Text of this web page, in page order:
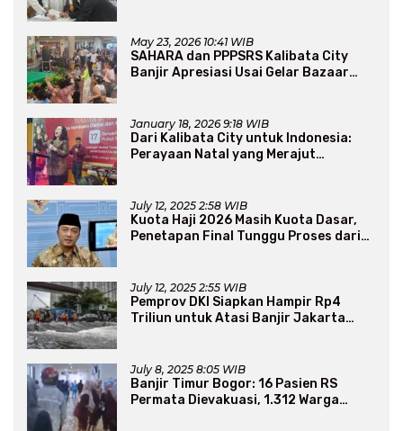
May 23, 2026 10:41 WIB
SAHARA dan PPPSRS Kalibata City
Banjir Apresiasi Usai Gelar Bazaar
January 18, 2026 9:18 WIB
Dari Kalibata City untuk Indonesia:
Perayaan Natal yang Merajut
July 12, 2025 2:58 WIB
Kuota Haji 2026 Masih Kuota Dasar,
Penetapan Final Tunggu Proses dari
July 12, 2025 2:55 WIB
Pemprov DKI Siapkan Hampir Rp4
Triliun untuk Atasi Banjir Jakarta
July 8, 2025 8:05 WIB
Banjir Timur Bogor: 16 Pasien RS
Permata Dievakuasi, 1.312 Warga